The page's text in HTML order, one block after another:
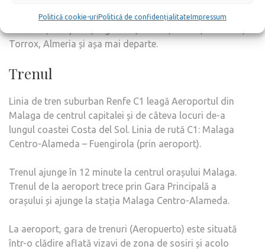
Politică cookie-uriPolitică de confidențialitateImpressum
Pe lângă centrul orașului Malaga, puteți ajunge direct la
Torrox, Almeria și așa mai departe.
Trenul
Linia de tren suburban Renfe C1 leagă Aeroportul din
Malaga de centrul capitalei și de câteva locuri de-a
lungul coastei Costa del Sol. Linia de rută C1: Malaga
Centro-Alameda – Fuengirola (prin aeroport).
Trenul ajunge în 12 minute la centrul orașului Malaga.
Trenul de la aeroport trece prin Gara Principală a
orașului și ajunge la stația Malaga Centro-Alameda.
La aeroport, gara de trenuri (Aeropuerto) este situată
într-o clădire aflată vizavi de zona de sosiri și acolo